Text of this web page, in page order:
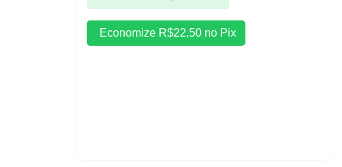
Economize R$22,50no Pix